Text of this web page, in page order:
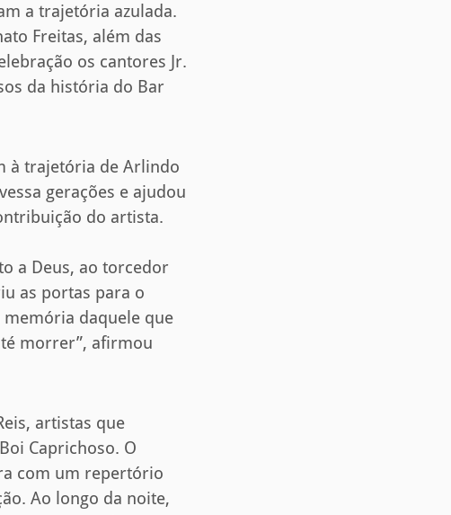
a trajetória azulada.
Freitas, além das
os cantores Jr.
da história do Bar
à trajetória de Arlindo
gerações e ajudou
do artista.
a Deus, ao torcedor
as portas para o
daquele que
morrer”, afirmou
artistas que
Caprichoso. O
com um repertório
Ao longo da noite,